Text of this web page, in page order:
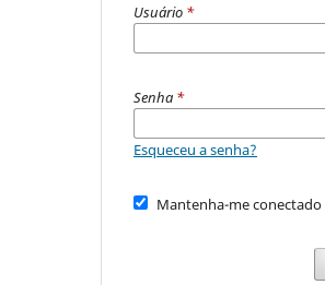
Usuário *
Senha *
Esqueceu a senha?
Mantenha-me conectado